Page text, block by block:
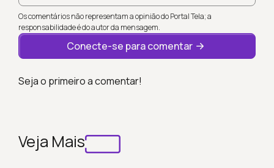
Os comentários não representam a opinião do Portal Tela; a
responsabilidade é do autor da mensagem.
Conecte-se para comentar
Seja o primeiro a comentar!
Veja Mais